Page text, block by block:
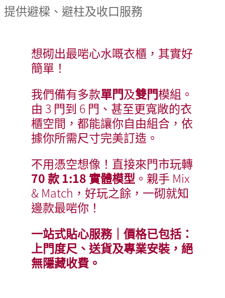
提供避樑、避柱及收口服務
想砌出最啱心水嘅衣櫃，其實好
簡單！
我們備有多款單門及雙門模組。
由 3 門到 6 門、甚至更寬敞的衣
櫃空間，都能讓你自由組合，依
據你所需尺寸完美訂造。
不用憑空想像！直接來門市玩轉
70 款 1:18 實體模型 。親手 Mix
& Match，好玩之餘，一砌就知
邊款最啱你！
一站式貼心服務｜價格已包括：
上門度尺、送貨及專業安裝，絕
無隱藏收費。